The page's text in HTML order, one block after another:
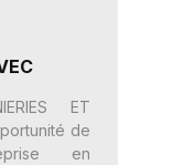
ET
de
en